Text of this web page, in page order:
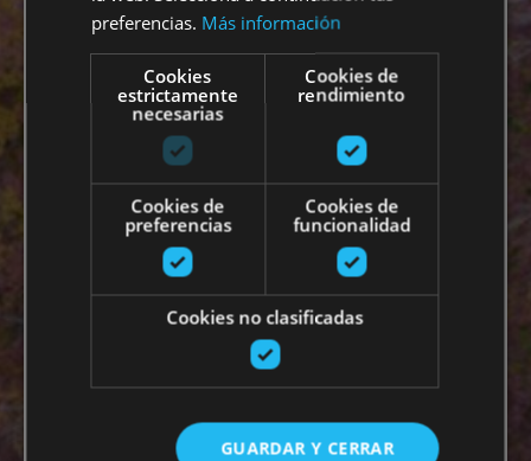
entérate de los
mejores planes y
propuestas durante
todo el año.
preferencias. Más información
Cookies
estrictamente
necesarias
Cookies de
rendimiento
Cookies de
preferencias
Cookies de
funcionalidad
Cookies no clasificadas
GUARDAR Y CERRAR